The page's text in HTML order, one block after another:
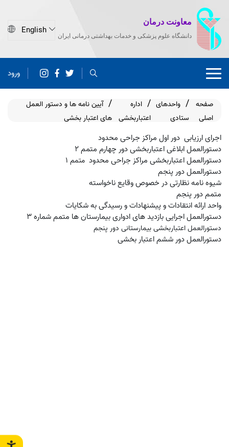
معاونت درمان
دانشگاه علوم پزشکی و خدمات بهداشتی درمانی ایران
ورود
صفحه
اصلی
واحدهای
ستادی
اداره
اعتباربخشی
آیین نامه ها و دستور العمل
های اعتبار بخشی
اجرای ارزیابی دور اول مراکز جراحی محدود
دستورالعمل ابلاغی اعتباربخشی دور چهارم متمم 2
دستورالعمل اعتباربخشی مراکز جراحی محدود متمم 1
دستورالعمل دور پنجم
شیوه نامه نظارتی در خصوص وقایع ناخواسته
متمم دور پنجم
واحد ارائه انتقادات و پیشنهادات و رسیدگی به شکایات
دستورالعمل اجرایی بازدید های ادواری بیمارستان ها متمم شماره 3
دستورالعمل اعتباربخشی بیمارستانی دور پنجم
دستورالعمل دور ششم اعتبار بخشی